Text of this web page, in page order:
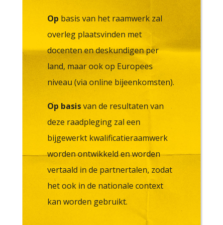
TRAINING MENU
QUALIFICATIONS
FRAMEWORK
CURRICULUM
PEDAGOGICAL DIGITAL
STRATEGIES FOR SCHOOLS
DIGICOMP
LITERATURE REVIEW
Op basis van het raamwerk zal
overleg plaatsvinden met
docenten en deskundigen per
land, maar ook op Europees
niveau (via online bijeenkomsten).
Op basisvan de resultaten van
deze raadpleging zal een
bijgewerkt kwalificatieraamwerk
worden ontwikkeld en worden
vertaald in de partnertalen, zodat
het ook in de nationale context
kan worden gebruikt.